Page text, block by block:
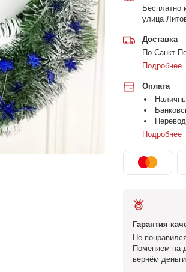
Бесплатно
улица
Доставка
По Санкт-
Подробнее
Оплата
Подробнее
Гарантия
Не
Поменяем на
вернём деньги